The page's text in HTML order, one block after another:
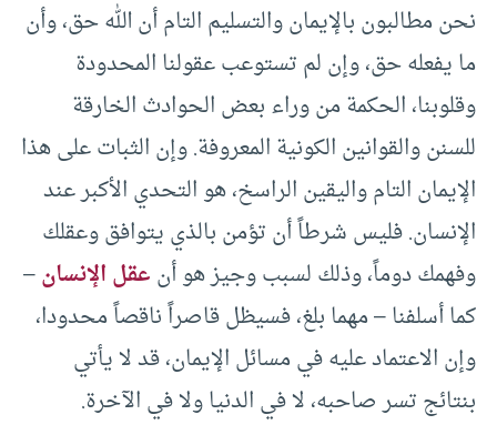
نحن مطالبون بالإيمان والتسليم التام أن الله حق، وأن
ما يفعله حق، وإن لم تستوعب عقولنا المحدودة
وقلوبنا، الحكمة من وراء بعض الحوادث الخارقة
للسنن والقوانين الكونية المعروفة. وإن الثبات على هذا
الإيمان التام واليقين الراسخ، هو التحدي الأكبر عند
الإنسان. فليس شرطاً أن تؤمن بالذي يتوافق وعقلك
وفهمك دوماً، وذلك لسبب وجيز هو أنعقل الإنسان–
كما أسلفنا – مهما بلغ، فسيظل قاصراً ناقصاً محدودا،
وإن الاعتماد عليه في مسائل الإيمان، قد لا يأتي
بنتائج تسر صاحبه، لا في الدنيا ولا في الآخرة.